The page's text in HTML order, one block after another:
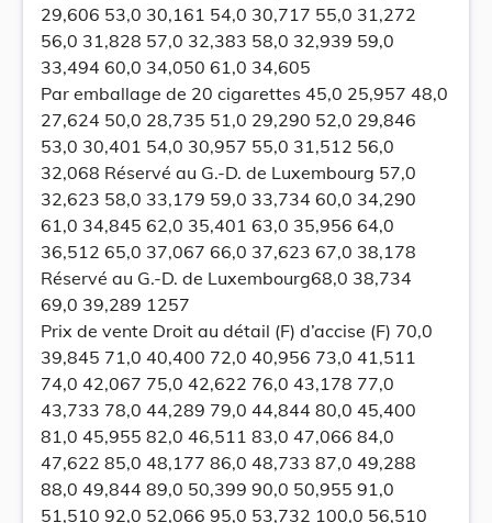
29,606 53,0 30,161 54,0 30,717 55,0 31,272
56,0 31,828 57,0 32,383 58,0 32,939 59,0
33,494 60,0 34,050 61,0 34,605
Par emballage de 20 cigarettes 45,0 25,957 48,0
27,624 50,0 28,735 51,0 29,290 52,0 29,846
53,0 30,401 54,0 30,957 55,0 31,512 56,0
32,068 Réservé au G.-D. de Luxembourg 57,0
32,623 58,0 33,179 59,0 33,734 60,0 34,290
61,0 34,845 62,0 35,401 63,0 35,956 64,0
36,512 65,0 37,067 66,0 37,623 67,0 38,178
Réservé au G.-D. de Luxembourg68,0 38,734
69,0 39,289 1257
Prix de vente Droit au détail (F) d’accise (F) 70,0
39,845 71,0 40,400 72,0 40,956 73,0 41,511
74,0 42,067 75,0 42,622 76,0 43,178 77,0
43,733 78,0 44,289 79,0 44,844 80,0 45,400
81,0 45,955 82,0 46,511 83,0 47,066 84,0
47,622 85,0 48,177 86,0 48,733 87,0 49,288
88,0 49,844 89,0 50,399 90,0 50,955 91,0
51,510 92,0 52,066 95,0 53,732 100,0 56,510